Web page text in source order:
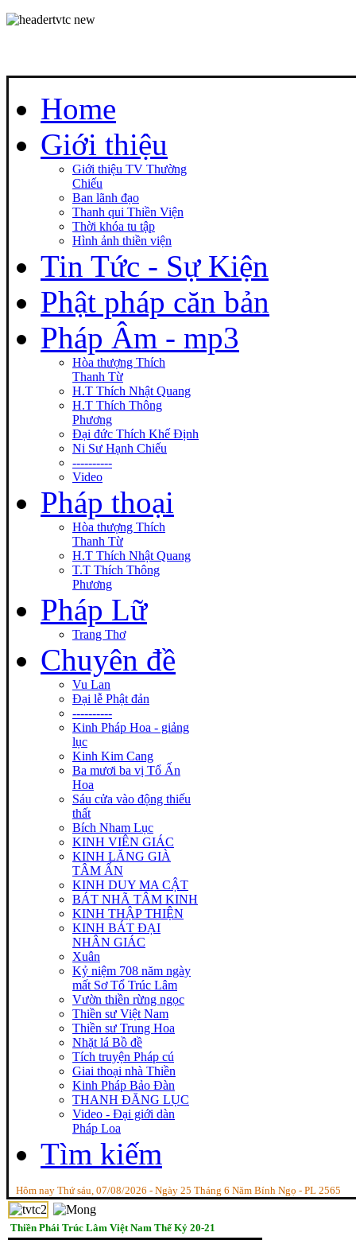
Home
Giới thiệu
Giới thiệu TV Thường
Chiếu
Ban lãnh đạo
Thanh qui Thiền Viện
Thời khóa tu tập
Hình ảnh thiền viện
Tin Tức - Sự Kiện
Phật pháp căn bản
Pháp Âm - mp3
Hòa thượng Thích
Thanh Từ
H.T Thích Nhật Quang
H.T Thích Thông
Phương
Đại đức Thích Khế Định
Ni Sư Hạnh Chiếu
----------
Video
Pháp thoại
Hòa thượng Thích
Thanh Từ
H.T Thích Nhật Quang
T.T Thích Thông
Phương
Pháp Lữ
Trang Thơ
Chuyên đề
Vu Lan
Đại lễ Phật đản
----------
Kinh Pháp Hoa - giảng
lục
Kinh Kim Cang
Ba mươi ba vị Tổ Ấn
Hoa
Sáu cửa vào động thiếu
thất
Bích Nham Lục
KINH VIÊN GIÁC
KINH LĂNG GIÀ
TÂM ẤN
KINH DUY MA CẬT
BÁT NHÃ TÂM KINH
KINH THẬP THIỆN
KINH BÁT ĐẠI
NHÂN GIÁC
Xuân
Kỷ niệm 708 năm ngày
mất Sơ Tổ Trúc Lâm
Vườn thiền rừng ngọc
Thiền sư Việt Nam
Thiền sư Trung Hoa
Nhặt lá Bồ đề
Tích truyện Pháp cú
Giai thoại nhà Thiền
Kinh Pháp Bảo Đàn
THANH ĐĂNG LỤC
Video - Đại giới dàn
Pháp Loa
Tìm kiếm
Hôm nay Thứ sáu, 07/08/2026 - Ngày 25 Tháng 6 Năm Bính Ngọ - PL 2565
Thiền Phái Trúc Lâm Việt Nam Thế Kỷ 20-21